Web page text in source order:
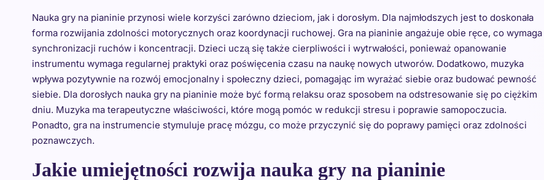
Nauka gry na pianinie przynosi wiele korzyści zarówno dzieciom, jak i dorosłym. Dla najmłodszych jest to doskonała
forma rozwijania zdolności motorycznych oraz koordynacji ruchowej. Gra na pianinie angażuje obie ręce, co wymaga
synchronizacji ruchów i koncentracji. Dzieci uczą się także cierpliwości i wytrwałości, ponieważ opanowanie
instrumentu wymaga regularnej praktyki oraz poświęcenia czasu na naukę nowych utworów. Dodatkowo, muzyka
wpływa pozytywnie na rozwój emocjonalny i społeczny dzieci, pomagając im wyrażać siebie oraz budować pewność
siebie. Dla dorosłych nauka gry na pianinie może być formą relaksu oraz sposobem na odstresowanie się po ciężkim
dniu. Muzyka ma terapeutyczne właściwości, które mogą pomóc w redukcji stresu i poprawie samopoczucia.
Ponadto, gra na instrumencie stymuluje pracę mózgu, co może przyczynić się do poprawy pamięci oraz zdolności
poznawczych.
Jakie umiejętności rozwija nauka gry na pianinie